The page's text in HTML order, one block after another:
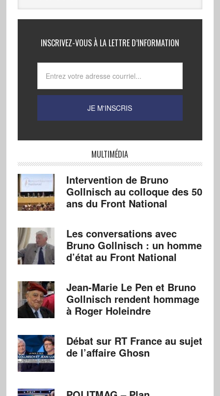
INSCRIVEZ-VOUS À LA LETTRE D’INFORMATION
MULTIMÉDIA
Intervention de Bruno
Gollnisch au colloque des 50
ans du Front National
Les conversations avec
Bruno Gollnisch : un homme
d’état au Front National
Jean-Marie Le Pen et Bruno
Gollnisch rendent hommage
à Roger Holeindre
Débat sur RT France au sujet
de l’affaire Ghosn